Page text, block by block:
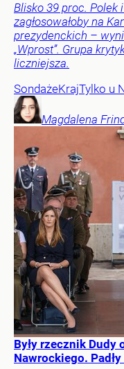
Blisko 39 proc. Polek
zagłosowałoby na
prezydenckich –
„Wprost”. Grupa
liczniejsza.
SondażeKrajTylko u
Magdalena
Były rzecznik Dudy
Nawrockiego.